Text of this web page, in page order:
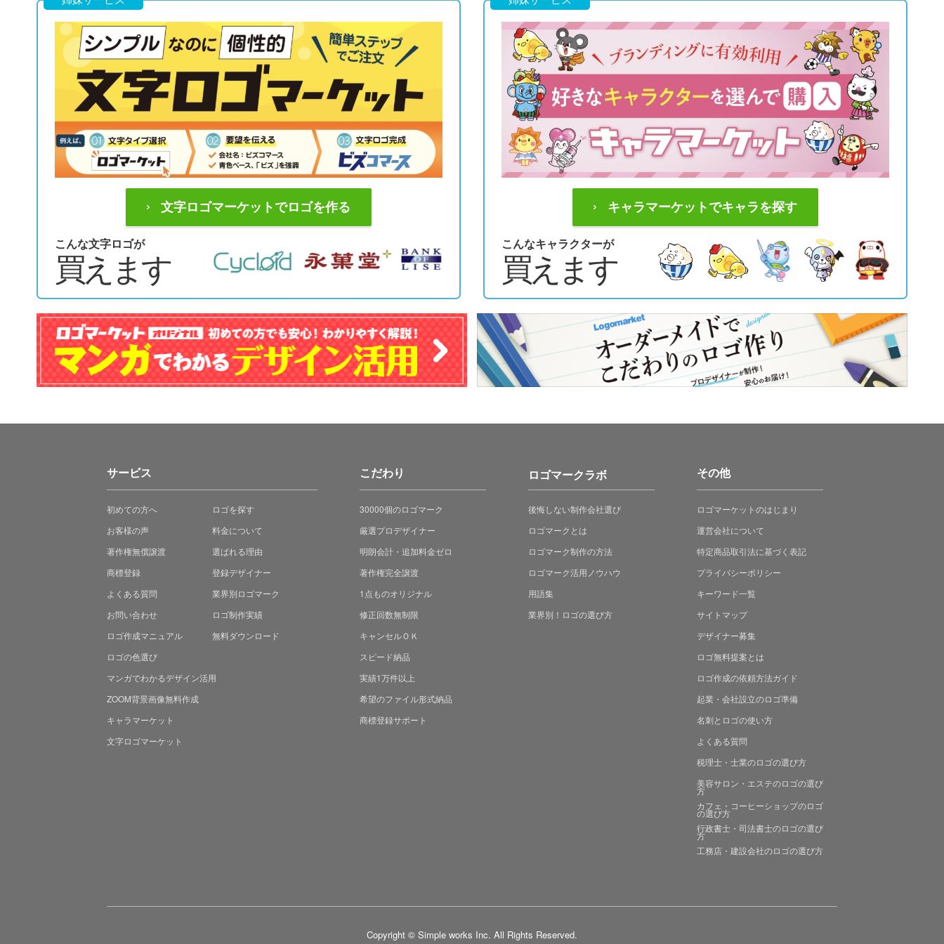
文字ロゴマーケットでロゴを作る
こんな文字ロゴが
買えます
キャラマーケットでキャラを探す
こんなキャラクターが
買えます
サービス
初めての方へ
ロゴを探す
お客様の声
料金について
著作権無償譲渡
選ばれる理由
商標登録
登録デザイナー
よくある質問
業界別ロゴマーク
お問い合わせ
ロゴ制作実績
ロゴ作成マニュアル
無料ダウンロード
ロゴの色選び
マンガでわかるデザイン活用
ZOOM背景画像無料作成
キャラマーケット
文字ロゴマーケット
こだわり
30000個のロゴマーク
厳選プロデザイナー
明朗会計・追加料金ゼロ
著作権完全譲渡
1点ものオリジナル
修正回数無制限
キャンセルＯＫ
スピード納品
実績1万件以上
希望のファイル形式納品
商標登録サポート
ロゴマークラボ
後悔しない制作会社選び
ロゴマークとは
ロゴマーク制作の方法
ロゴマーク活用ノウハウ
用語集
業界別！ロゴの選び方
その他
ロゴマーケットのはじまり
運営会社について
特定商品取引法に基づく表記
プライバシーポリシー
キーワード一覧
サイトマップ
デザイナー募集
ロゴ無料提案とは
ロゴ作成の依頼方法ガイド
起業・会社設立のロゴ準備
名刺とロゴの使い方
よくある質問
税理士・士業のロゴの選び方
美容サロン・エステのロゴの選び
方
カフェ・コーヒーショップのロゴ
の選び方
行政書士・司法書士のロゴの選び
方
工務店・建設会社のロゴの選び方
Copyright © Simple works Inc. All Rights Reserved.